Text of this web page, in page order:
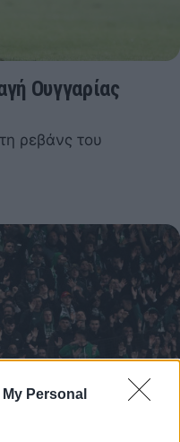
Personal
Ουγγαρίας
ρεβάνς του